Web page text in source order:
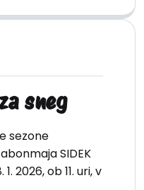
sneg
sezone
SIDEK
2026, ob 11. uri, v